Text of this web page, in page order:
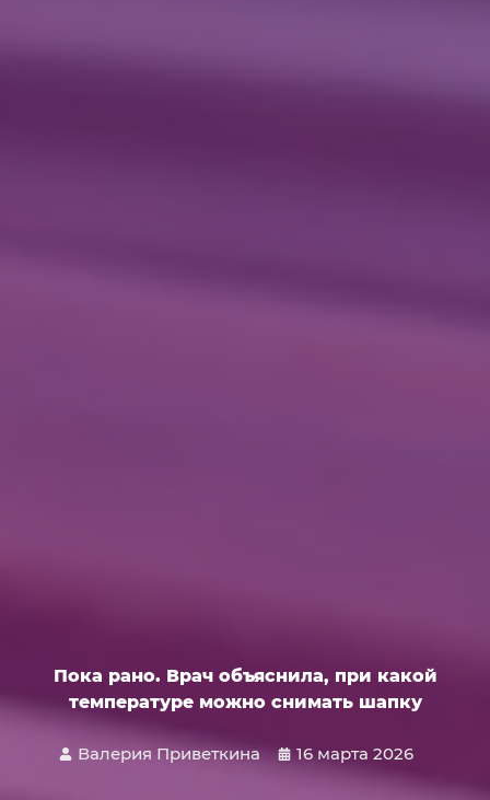
Пока рано. Врач объяснила, при какой
температуре можно снимать шапку
Валерия Приветкина 16 марта 2026